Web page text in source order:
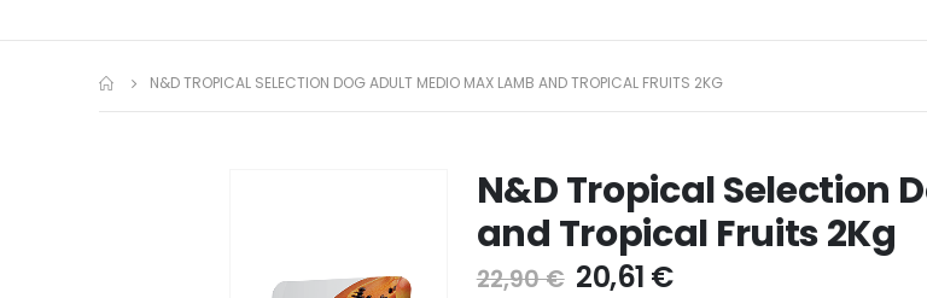
N&D TROPICAL SELECTION DOG ADULT MEDIO MAX LAMB AND TROPICAL FRUITS 2KG
N&D Tropical Selection
and Tropical Fruits 2Kg
22,90 € 20,61 €